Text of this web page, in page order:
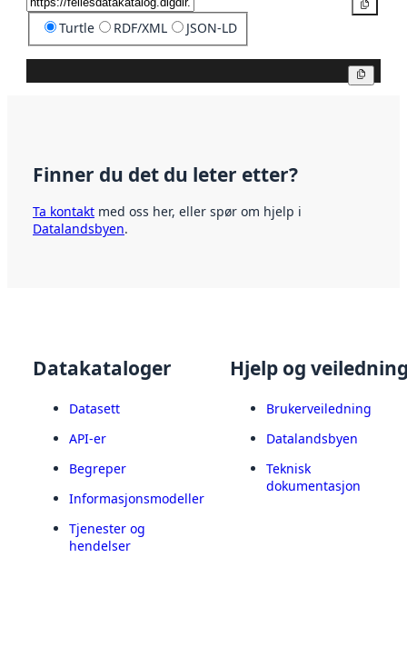
Turtle RDF/XML JSON-LD
Finner du det du leter etter?
Ta kontakt med oss her, eller spør om hjelp i
Datalandsbyen.
Datakataloger
Datasett
API-er
Begreper
Informasjonsmodeller
Tjenester og
hendelser
Hjelp og
Brukerveiledning
Datalandsbyen
Teknisk
dokumentasjon